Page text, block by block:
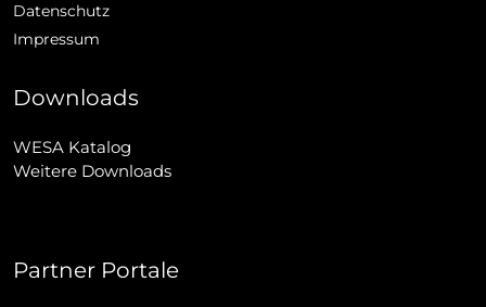
Datenschutz
Impressum
Downloads
WESA Katalog
Weitere Downloads
Partner Portale